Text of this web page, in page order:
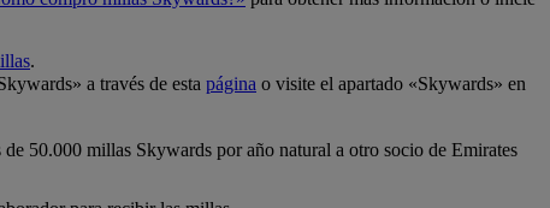
.
a través de esta página o visite el apartado «Skywards» en
50.000 millas Skywards por año natural a otro socio de Emirates